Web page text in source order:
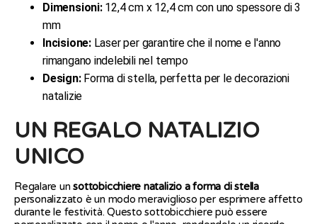
Dimensioni:12,4 cm x 12,4 cm con uno spessore di 3
mm
Incisione:Laser per garantire che il nome e l'anno
rimangano indelebili nel tempo
Design:Forma di stella, perfetta per le decorazioni
natalizie
UN REGALO NATALIZIO
UNICO
Regalare unsottobicchiere natalizio a forma di stella
personalizzato è un modo meraviglioso per esprimere affetto
durante le festività. Questo sottobicchiere può essere